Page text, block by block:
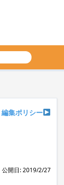
編集ポリシー
公開日: 2019/2/27